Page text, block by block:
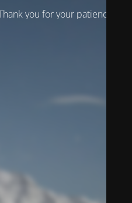
you for your patience!